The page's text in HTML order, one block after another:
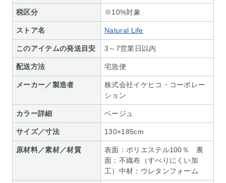
税区分 ※10%対象
ストア名 Natural Life
このアイテムの発送目安 3～7営業日以内
配送方法 宅急便
メーカー／製造者
株式会社イケヒコ・コーポレー
ション
カラー詳細 ベージュ
サイズ／寸法 130×185cm
原材料／素材／材質
表面：ポリエステル100％ 裏
面：不織布（すべりにくい加
工）中材：ウレタンフォーム